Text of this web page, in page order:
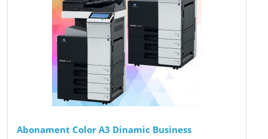
Abonament Color A3 Dinamic Business